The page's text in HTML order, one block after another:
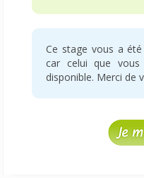
Ce stage vous a
car celui que vous
disponible. Merci de